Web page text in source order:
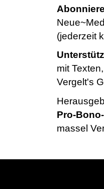
Abonniere
(jederzeit
mit
Vergelt's
Pro-
massel